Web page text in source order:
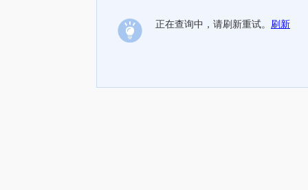
正在查询中，请刷新重试。 刷新